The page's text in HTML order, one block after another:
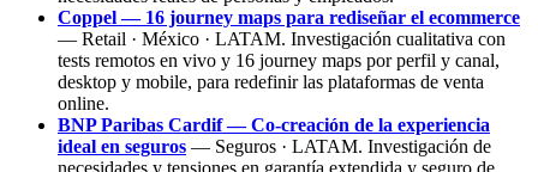
Coppel — 16 journey maps para rediseñar el ecommerce
— Retail · México · LATAM. Investigación cualitativa con
tests remotos en vivo y 16 journey maps por perfil y canal,
desktop y mobile, para redefinir las plataformas de venta
online.
BNP Paribas Cardif — Co-creación de la experiencia
ideal en seguros — Seguros · LATAM. Investigación de
necesidades y tensiones en garantía extendida y seguro de